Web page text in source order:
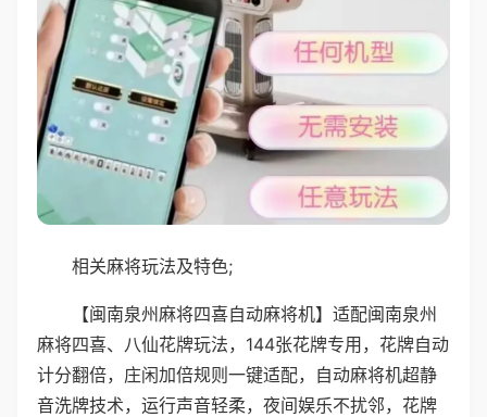
相关麻将玩法及特色;
【闽南泉州麻将四喜自动麻将机】适配闽南泉州
麻将四喜、八仙花牌玩法，144张花牌专用，花牌自动
计分翻倍，庄闲加倍规则一键适配，自动麻将机超静
音洗牌技术，运行声音轻柔，夜间娱乐不扰邻，花牌